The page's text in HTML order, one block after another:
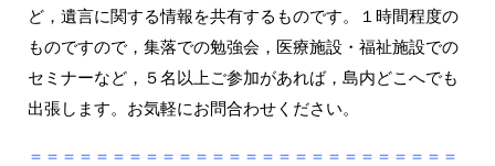
ど，遺言に関する情報を共有するものです。１時間程度の
ものですので，集落での勉強会，医療施設・福祉施設での
セミナーなど，５名以上ご参加があれば，島内どこへでも
出張します。お気軽にお問合わせください。
＝＝＝＝＝＝＝＝＝＝＝＝＝＝＝＝＝＝＝＝＝＝＝＝＝＝